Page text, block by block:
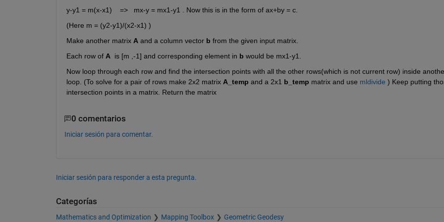
y-y1 = m(x-x1)    =>   mx-y = mx1-y1 . Now this is in the form of ax+by = c.
(Here m = (y2-y1)/(x2-x1) )
Make another matrix A and a column vector b from the given input matrix.
Each row of A
  is [m ,-1] and corresponding element in
b would be mx1-y1.
Now loop through each row and find the intersection points with all the other rows(which is not current row) inside
loop. (To solve for a pair of rows make 2x2 matrix A_temp and a 2x1 b_temp matrix and use mldivide ) Keep putting
intersection points in a matrix. Return the matrix
0 comentarios
Iniciar sesión para comentar.
Iniciar sesión para responder a esta pregunta.
Categorías
Mathematics and Optimization Mapping Toolbox Geometric Geodesy